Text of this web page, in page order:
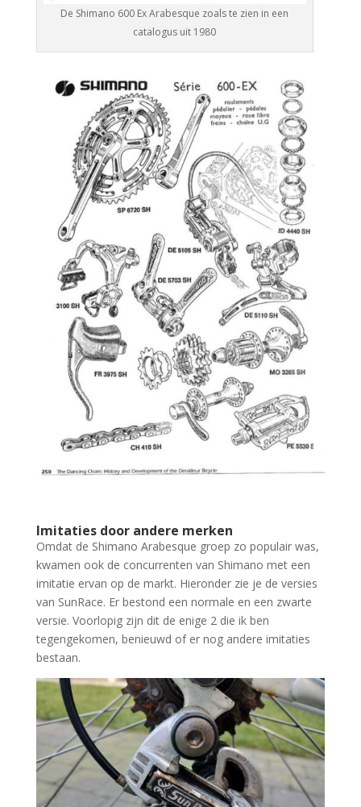
De Shimano 600 Ex Arabesque zoals te zien in een
catalogus uit 1980
Imitaties door andere merken
Omdat de Shimano Arabesque groep zo populair was,
kwamen ook de concurrenten van Shimano met een
imitatie ervan op de markt. Hieronder zie je de versies
van SunRace. Er bestond een normale en een zwarte
versie. Voorlopig zijn dit de enige 2 die ik ben
tegengekomen, benieuwd of er nog andere imitaties
bestaan.